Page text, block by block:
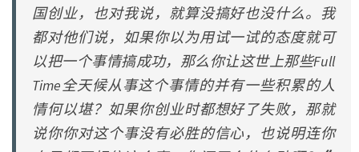
国创业，也对我说，就算没搞好也没什么。我
都对他们说，如果你以为用试一试的态度就可
以把一个事情搞成功，那么你让这世上那些Full
Time全天候从事这个事情的并有一些积累的人
情何以堪？如果你创业时都想好了失败，那就
说你你对这个事没有必胜的信心，也说明连你